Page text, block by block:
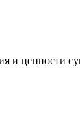
и ценности